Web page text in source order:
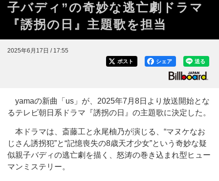
子バディ”の奇妙な逃亡劇ドラマ
『誘拐の日』主題歌を担当
2025年6月17日 / 17:55
送る
シェア
ポスト
yamaの新曲「us」が、2025年7月8日より放送開始とな
るテレビ朝日系ドラマ『誘拐の日』の主題歌に決定した。
本ドラマは、斎藤工と永尾柚乃が演じる、“マヌケなお
じさん誘拐犯”と“記憶喪失の8歳天才少女”という奇妙な疑
似親子バディの逃亡劇を描く、怒涛の巻き込まれ型ヒュー
マンミステリー。